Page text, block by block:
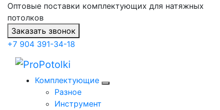
Оптовые поставки комплектующих для натяжных
потолков
Заказать звонок
+7 904 391-34-18
Комплектующие
Разное
Инструмент